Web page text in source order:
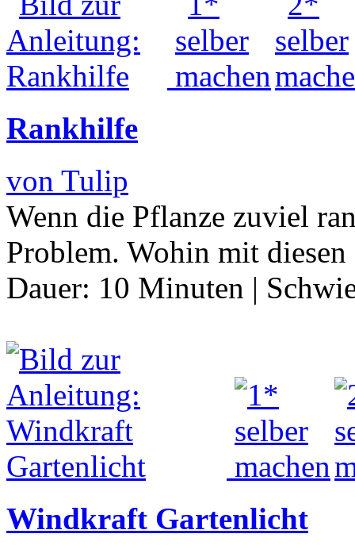
Rankhilfe
von Tulip
Wenn die Pflanze zuviel
Problem. Wohin mit
Dauer: 10 Minuten |
Windkraft Gartenlicht